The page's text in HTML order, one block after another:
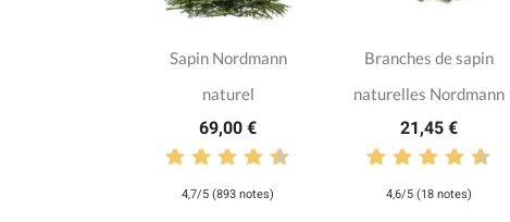
Sapin Nordmann
naturel
69,00 €
4,7/5 (893 notes)
Branches de sapin
naturelles Nordmann
21,45 €
4,6/5 (18 notes)